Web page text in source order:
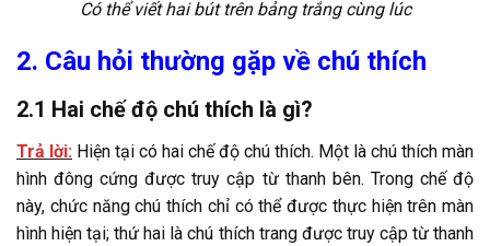
Có thể viết hai bút trên bảng trắng cùng lúc
2. Câu hỏi thường gặp về chú thích
2.1 Hai chế độ chú thích là gì?
Trả lời: Hiện tại có hai chế độ chú thích. Một là chú thích màn
hình đông cứng được truy cập từ thanh bên. Trong chế độ
này, chức năng chú thích chỉ có thể được thực hiện trên màn
hình hiện tại; thứ hai là chú thích trang được truy cập từ thanh